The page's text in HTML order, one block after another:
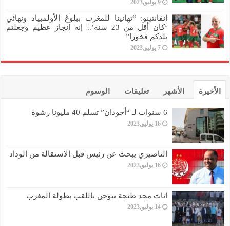
9 يوليو,2023
إنفانتينو: “تهانينا للمغرب ببلوغ الأولمبياد ونهائي
‘كان أقل من 23 سنة’.. إنه إنجاز عظيم وجعلتم
بلدكم فخورا”
7 يوليو,2023
الأخيرة الأشهر تعليقات الوسوم
6 سنوات لـ “أجودان” تسلم 40 مليونا رشوة
16 يوليو,2023
الناصيري يبحث عن رئيس قبل الاستقالة من الوداد
16 يوليو,2023
اناث مجد طنجة يتوجن باللقب بطولة المغرب
14 يوليو,2023